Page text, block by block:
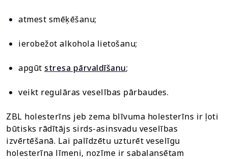
atmest smēķēšanu;
ierobežot alkohola lietošanu;
apgūt stresa pārvaldīšanu;
veikt regulāras veselības pārbaudes.
ZBL holesterīns jeb zema blīvuma holesterīns ir ļoti
būtisks rādītājs sirds-asinsvadu veselības
izvērtēšanā. Lai palīdzētu uzturēt veselīgu
holesterīna līmeni, nozīme ir sabalansētam